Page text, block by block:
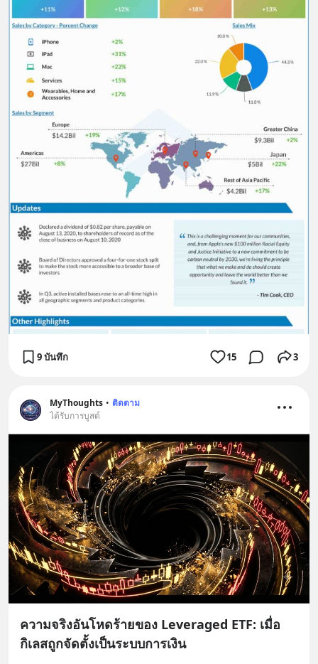
9 บันทึก 15 3
MyThoughts • ติดตาม
ได้รับการบูสต์
ความจริงอันโหดร้ายของ Leveraged ETF: เมื่อ
กิเลสถูกจัดตั้งเป็นระบบการเงิน